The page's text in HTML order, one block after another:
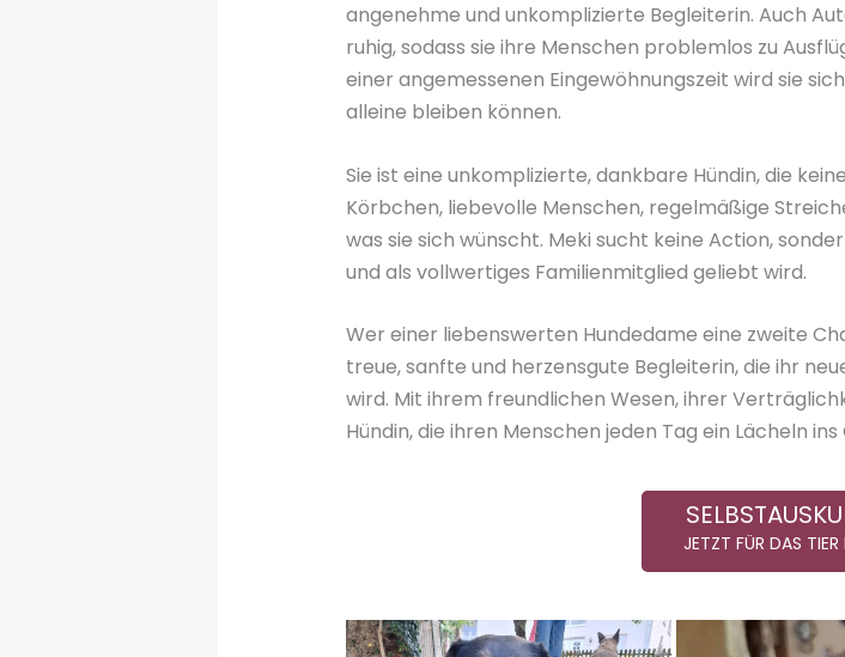
angenehme und unkomplizierte Begleiterin. Auch
ruhig, sodass sie ihre Menschen problemlos zu
einer angemessenen Eingewöhnungszeit wird sie
alleine bleiben können.
Sie ist eine unkomplizierte, dankbare Hündin, die
Körbchen, liebevolle Menschen, regelmäßige
was sie sich wünscht. Meki sucht keine Action,
und als vollwertiges Familienmitglied geliebt wird.
Wer einer liebenswerten Hundedame eine zweite
treue, sanfte und herzensgute Begleiterin, die ihr
wird. Mit ihrem freundlichen Wesen, ihrer
Hündin, die ihren Menschen jeden Tag ein Lächeln
JETZT FÜR DAS TIER